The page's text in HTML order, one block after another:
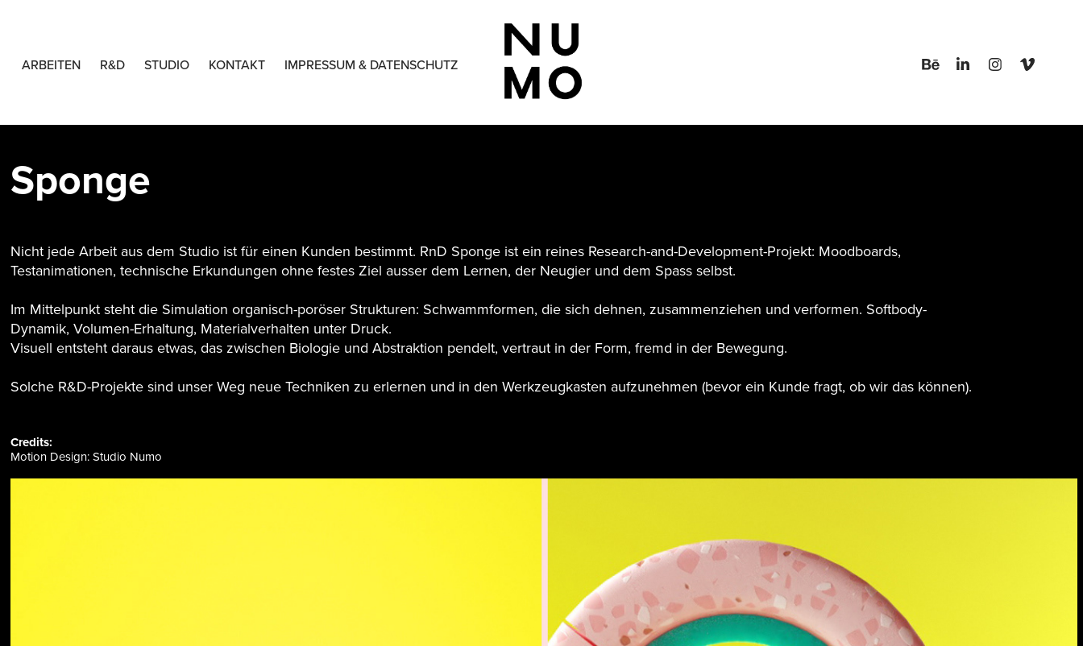
ARBEITEN R&D STUDIO KONTAKT IMPRESSUM & DATENSCHUTZ
Sponge
Nicht jede Arbeit aus dem Studio ist für einen Kunden bestimmt. RnD Sponge ist ein reines Research-and-Development-Projekt: Moodboards,
Testanimationen, technische Erkundungen ohne festes Ziel ausser dem Lernen, der Neugier und dem Spass selbst.
Im Mittelpunkt steht die Simulation organisch-poröser Strukturen: Schwammformen, die sich dehnen, zusammenziehen und verformen. Softbody-
Dynamik, Volumen-Erhaltung, Materialverhalten unter Druck.
Visuell entsteht daraus etwas, das zwischen Biologie und Abstraktion pendelt, vertraut in der Form, fremd in der Bewegung.
Solche R&D-Projekte sind unser Weg neue Techniken zu erlernen und in den Werkzeugkasten aufzunehmen (bevor ein Kunde fragt, ob wir das können).
Credits:
Motion Design: Studio Numo